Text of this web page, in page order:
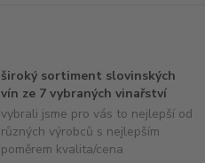
široký sortiment slovinských
vín ze 7 vybraných vinařství
vybrali jsme pro vás to nejlepší od
různých výrobců s nejlepším
poměrem kvalita/cena